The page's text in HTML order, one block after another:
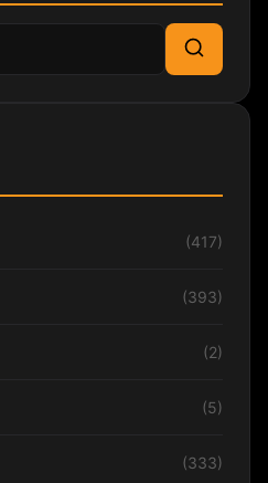
Cerca
(417)
(393)
(2)
(5)
(333)